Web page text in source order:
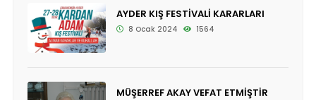
AYDER KIŞ FESTİVALİ KARARLARI
8 Ocak 2024 1564
MÜŞERREF AKAY VEFAT ETMİŞTİR